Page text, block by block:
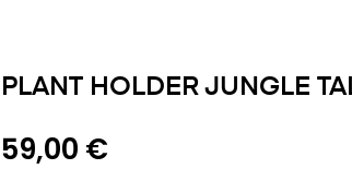
PLANT HOLDER JUNGLE
59,00 €